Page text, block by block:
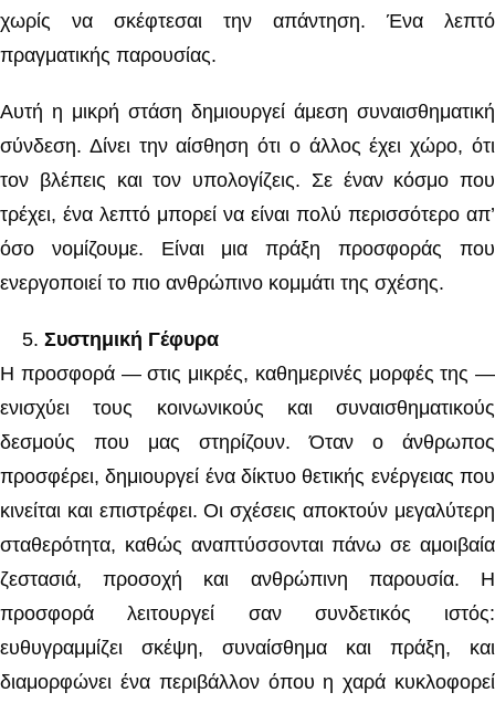
χωρίς να σκέφτεσαι την απάντηση. Ένα λεπτό
πραγματικής παρουσίας.
Αυτή η μικρή στάση δημιουργεί άμεση συναισθηματική
σύνδεση. Δίνει την αίσθηση ότι ο άλλος έχει χώρο, ότι
τον βλέπεις και τον υπολογίζεις. Σε έναν κόσμο που
τρέχει, ένα λεπτό μπορεί να είναι πολύ περισσότερο απ’
όσο νομίζουμε. Είναι μια πράξη προσφοράς που
ενεργοποιεί το πιο ανθρώπινο κομμάτι της σχέσης.
Συστημική Γέφυρα
Η προσφορά — στις μικρές, καθημερινές μορφές της —
ενισχύει τους κοινωνικούς και συναισθηματικούς
δεσμούς που μας στηρίζουν. Όταν ο άνθρωπος
προσφέρει, δημιουργεί ένα δίκτυο θετικής ενέργειας που
κινείται και επιστρέφει. Οι σχέσεις αποκτούν μεγαλύτερη
σταθερότητα, καθώς αναπτύσσονται πάνω σε αμοιβαία
ζεστασιά, προσοχή και ανθρώπινη παρουσία. Η
προσφορά λειτουργεί σαν συνδετικός ιστός:
ευθυγραμμίζει σκέψη, συναίσθημα και πράξη, και
διαμορφώνει ένα περιβάλλον όπου η χαρά κυκλοφορεί